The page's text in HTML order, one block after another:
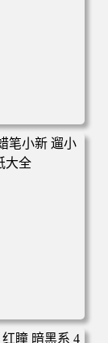
桌面 高清壁
遛小白 麦田